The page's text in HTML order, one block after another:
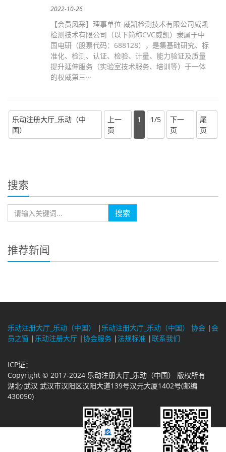
2022-10-26
【会员风采】理事单位-威凯检测技术有限公司威凯
检测技术有限公司（以下简称CVC威凯）隶属于中
国电研（股票代码：688128），是集基础研究、标
准化、检测、认证、检验、计量、能力验证及质量
提升延伸服务（实验室技术服务、培训等）于一体
的权威第三···
乐动注册大厅_乐动（中
国）
上一
页
1 1/5
下一
页
尾
页
搜索
搜索
推荐新闻
乐动注册大厅_乐动（中国） | 乐动注册大厅_乐动（中国） 协会 |会
员之窗 | 乐动注册大厅 |协会服务 | 法规标准 |联系我们
ICP证：
Copyright © 2017-2024 乐动注册大厅_乐动（中国） 版权所有
湖北·武汉 武汉市汉阳区汉阳大道139号汉元大厦1402号(邮编
430050)